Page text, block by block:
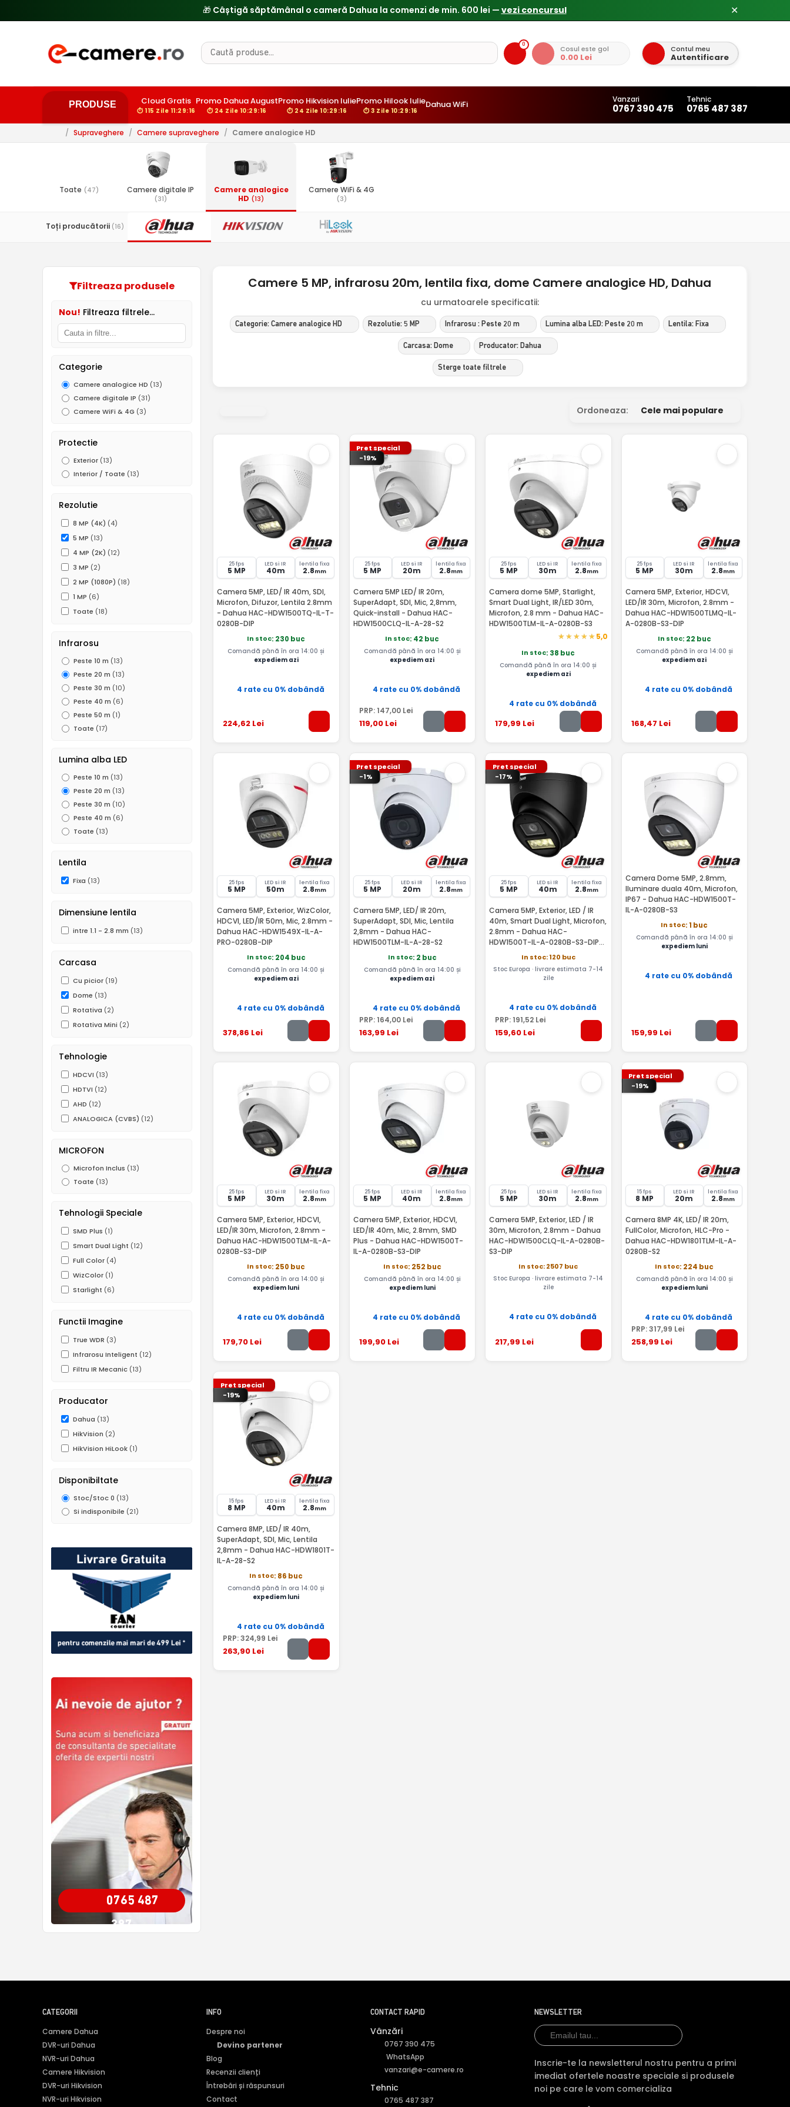
🎁 Câștigă săptămânal o cameră Dahua la comenzi de min. 600 lei — vezi concursul ✕
0 Cosul este gol
0.00 Lei
Contul meu
Autentificare
PRODUSE Cloud Gratis
⏱ 115 Zile 11:29:15
Promo Dahua August
⏱ 24 Zile 10:29:15
Promo Hikvision Iulie
⏱ 24 Zile 10:29:15
Promo Hilook Iulie
⏱ 3 Zile 10:29:15
Dahua WiFi Vanzari
0767 390 475
Tehnic
0765 487 387
/ Supraveghere / Camere supraveghere / Camere analogice HD
Toate (47) Camere digitale IP
(31)
Camere analogice
HD (13)
Camere WiFi & 4G
(3)
Toți producătorii (16)
Filtreaza produsele
Nou! Filtreaza filtrele...
Categorie
Camere analogice HD (13)
Camere digitale IP (31)
Camere WiFi & 4G (3)
Protectie
Exterior (13)
Interior / Toate (13)
Rezolutie
8 MP (4K) (4)
5 MP (13)
4 MP (2K) (12)
3 MP (2)
2 MP (1080P) (18)
1 MP (6)
Toate (18)
Infrarosu
Peste 10 m (13)
Peste 20 m (13)
Peste 30 m (10)
Peste 40 m (6)
Peste 50 m (1)
Toate (17)
Lumina alba LED
Peste 10 m (13)
Peste 20 m (13)
Peste 30 m (10)
Peste 40 m (6)
Toate (13)
Lentila
Fixa (13)
Dimensiune lentila
intre 1.1 - 2.8 mm (13)
Carcasa
Cu picior (19)
Dome (13)
Rotativa (2)
Rotativa Mini (2)
Tehnologie
HDCVI (13)
HDTVI (12)
AHD (12)
ANALOGICA (CVBS) (12)
MICROFON
Microfon Inclus (13)
Toate (13)
Tehnologii Speciale
SMD Plus (1)
Smart Dual Light (12)
Full Color (4)
WizColor (1)
Starlight (6)
Functii Imagine
True WDR (3)
Infrarosu Inteligent (12)
Filtru IR Mecanic (13)
Producator
Dahua (13)
HikVision (2)
HikVision HiLook (1)
Disponibiltate
Stoc/Stoc 0 (13)
Si indisponibile (21)
0765 487
387
Camere 5 MP, infrarosu 20m, lentila fixa, dome Camere analogice HD, Dahua
cu urmatoarele specificatii:
Categorie: Camere analogice HD Rezolutie: 5 MP Infrarosu : Peste 20 m Lumina alba LED: Peste 20 m Lentila: Fixa
Carcasa: Dome Producator: Dahua
Sterge toate filtrele
Ordoneaza: Cele mai populare
25 fps
5 MP
LED si IR
40m
lentila fixa
2.8mm
Camera 5MP, LED/ IR 40m, SDI,
Microfon, Difuzor, Lentila 2.8mm
- Dahua HAC-HDW1500TQ-IL-T-
0280B-DIP
In stoc: 230 buc
Comandă până în ora 14:00 și
expediem azi
4 rate cu 0% dobândă
224,62 Lei
Pret special
-19%
25 fps
5 MP
LED si IR
20m
lentila fixa
2.8mm
Camera 5MP LED/ IR 20m,
SuperAdapt, SDI, Mic, 2,8mm,
Quick-install - Dahua HAC-
HDW1500CLQ-IL-A-28-S2
In stoc: 42 buc
Comandă până în ora 14:00 și
expediem azi
4 rate cu 0% dobândă
PRP: 147,00Lei
119,00Lei
25 fps
5 MP
LED si IR
30m
lentila fixa
2.8mm
Camera dome 5MP, Starlight,
Smart Dual Light, IR/LED 30m,
Microfon, 2.8 mm - Dahua HAC-
HDW1500TLM-IL-A-0280B-S3
5,0
In stoc: 38 buc
Comandă până în ora 14:00 și
expediem azi
4 rate cu 0% dobândă
179,99 Lei
25 fps
5 MP
LED si IR
30m
lentila fixa
2.8mm
Camera 5MP, Exterior, HDCVI,
LED/IR 30m, Microfon, 2.8mm -
Dahua HAC-HDW1500TLMQ-IL-
A-0280B-S3-DIP
In stoc: 22 buc
Comandă până în ora 14:00 și
expediem azi
4 rate cu 0% dobândă
168,47 Lei
25 fps
5 MP
LED si IR
50m
lentila fixa
2.8mm
Camera 5MP, Exterior, WizColor,
HDCVI, LED/IR 50m, Mic, 2.8mm -
Dahua HAC-HDW1549X-IL-A-
PRO-0280B-DIP
In stoc: 204 buc
Comandă până în ora 14:00 și
expediem azi
4 rate cu 0% dobândă
378,86 Lei
Pret special
-1%
25 fps
5 MP
LED si IR
20m
lentila fixa
2.8mm
Camera 5MP, LED/ IR 20m,
SuperAdapt, SDI, Mic, Lentila
2,8mm - Dahua HAC-
HDW1500TLM-IL-A-28-S2
In stoc: 2 buc
Comandă până în ora 14:00 și
expediem azi
4 rate cu 0% dobândă
PRP: 164,00Lei
163,99 Lei
Pret special
-17%
25 fps
5 MP
LED si IR
40m
lentila fixa
2.8mm
Camera 5MP, Exterior, LED / IR
40m, Smart Dual Light, Microfon,
2.8mm - Dahua HAC-
HDW1500T-IL-A-0280B-S3-DIP-
In stoc: 120 buc
Stoc Europa · livrare estimata 7-14
zile
4 rate cu 0% dobândă
PRP: 191,52 Lei
159,60 Lei
Camera Dome 5MP, 2.8mm,
Iluminare duala 40m, Microfon,
IP67 - Dahua HAC-HDW1500T-
IL-A-0280B-S3
In stoc: 1 buc
Comandă până în ora 14:00 și
expediem luni
4 rate cu 0% dobândă
159,99 Lei
25 fps
5 MP
LED si IR
30m
lentila fixa
2.8mm
Camera 5MP, Exterior, HDCVI,
LED/IR 30m, Microfon, 2.8mm -
Dahua HAC-HDW1500TLM-IL-A-
0280B-S3-DIP
In stoc: 250 buc
Comandă până în ora 14:00 și
expediem luni
4 rate cu 0% dobândă
179,70 Lei
25 fps
5 MP
LED si IR
40m
lentila fixa
2.8mm
Camera 5MP, Exterior, HDCVI,
LED/IR 40m, Mic, 2.8mm, SMD
Plus - Dahua HAC-HDW1500T-
IL-A-0280B-S3-DIP
In stoc: 252 buc
Comandă până în ora 14:00 și
expediem luni
4 rate cu 0% dobândă
199,90Lei
25 fps
5 MP
LED si IR
30m
lentila fixa
2.8mm
Camera 5MP, Exterior, LED / IR
30m, Microfon, 2.8mm - Dahua
HAC-HDW1500CLQ-IL-A-0280B-
S3-DIP
In stoc: 2507 buc
Stoc Europa · livrare estimata 7-14
zile
4 rate cu 0% dobândă
217,99 Lei
Pret special
-19%
15 fps
8 MP
LED si IR
20m
lentila fixa
2.8mm
Camera 8MP 4K, LED/ IR 20m,
FullColor, Microfon, HLC-Pro -
Dahua HAC-HDW1801TLM-IL-A-
0280B-S2
In stoc: 224 buc
Comandă până în ora 14:00 și
expediem luni
4 rate cu 0% dobândă
PRP:317,99 Lei
258,99 Lei
Pret special
-19%
15 fps
8 MP
LED si IR
40m
lentila fixa
2.8mm
Camera 8MP, LED/ IR 40m,
SuperAdapt, SDI, Mic, Lentila
2,8mm - Dahua HAC-HDW1801T-
IL-A-28-S2
In stoc: 86 buc
Comandă până în ora 14:00 și
expediem luni
4 rate cu 0% dobândă
PRP:324,99 Lei
263,90 Lei
CATEGORII
Camere Dahua
DVR-uri Dahua
NVR-uri Dahua
Camere Hikvision
DVR-uri Hikvision
NVR-uri Hikvision
INFO
Despre noi
Devino partener
Blog
Recenzii clienți
Întrebări și răspunsuri
Contact
CONTACT RAPID
Vânzări
0767 390 475
WhatsApp
vanzari@e-camere.ro
Tehnic
0765 487 387
NEWSLETTER
Inscrie-te la newsletterul nostru pentru a primi
imediat ofertele noastre speciale si produsele
noi pe care le vom comercializa